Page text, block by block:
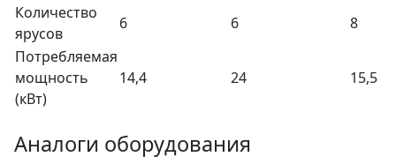
Количество
ярусов
6 6
8
Потребляемая
мощность
(кВт)
14,4 24 15,5
Аналоги оборудования